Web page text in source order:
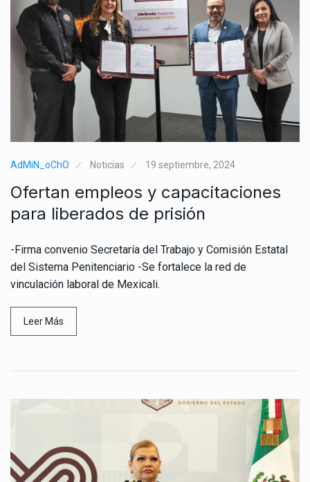
AdMiN_oChO Noticias 19 septiembre, 2024
Ofertan empleos y capacitaciones
para liberados de prisión
-Firma convenio Secretaría del Trabajo y Comisión Estatal
del Sistema Penitenciario -Se fortalece la red de
vinculación laboral de Mexicali.
Leer Más